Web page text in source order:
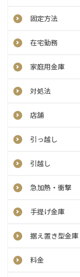
固定方法
在宅勤務
家庭用金庫
対処法
店舗
引っ越し
引越し
急加熱・衝撃
手提げ金庫
据え置き型金庫
料金